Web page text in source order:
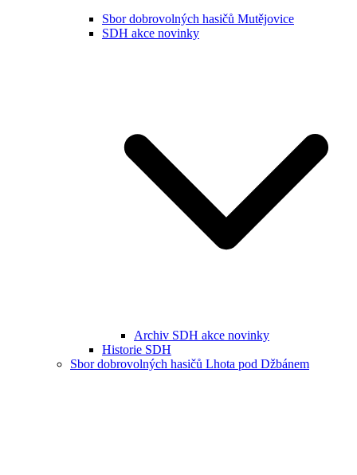
Sbor dobrovolných hasičů Mutějovice
SDH akce novinky
Archiv SDH akce novinky
Historie SDH
Sbor dobrovolných hasičů Lhota pod Džbánem